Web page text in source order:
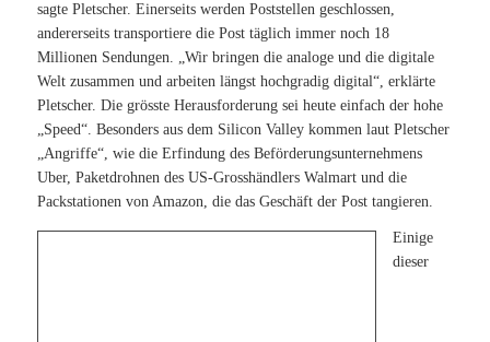
sagte Pletscher. Einerseits werden Poststellen geschlossen,
andererseits transportiere die Post täglich immer noch 18
Millionen Sendungen. „Wir bringen die analoge und die digitale
Welt zusammen und arbeiten längst hochgradig digital“, erklärte
Pletscher. Die grösste Herausforderung sei heute einfach der hohe
„Speed“. Besonders aus dem Silicon Valley kommen laut Pletscher
„Angriffe“, wie die Erfindung des Beförderungsunternehmens
Uber, Paketdrohnen des US-Grosshändlers Walmart und die
Packstationen von Amazon, die das Geschäft der Post tangieren.
Einige
dieser